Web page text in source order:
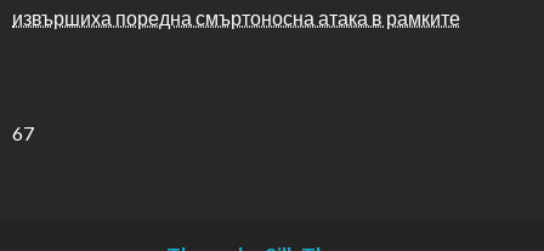
извършиха поредна смъртоносна атака в рамките
67